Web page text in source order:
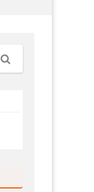
Căutare